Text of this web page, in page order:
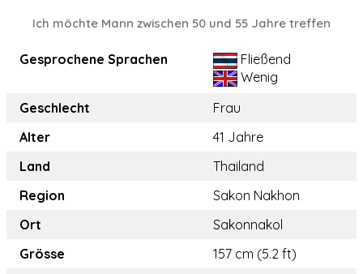
Ich möchte Mann zwischen 50 und 55 Jahre treffen
Gesprochene Sprachen
Fließend
Wenig
Geschlecht
Frau
Alter
41 Jahre
Land
Thailand
Region
Sakon Nakhon
Ort
Sakonnakol
Grösse
157 cm (5.2 ft)